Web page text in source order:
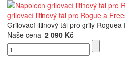
grilovací litinový tál pro Rogue a
Grilovací litinový tál pro grily Roguea
Naše cena: 2 090 Kč